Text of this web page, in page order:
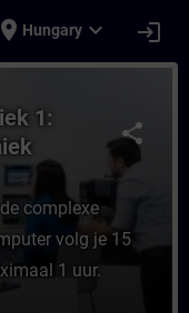
place Hungary expand_more login
share
1:
complexe
volg je 15
1 uur.